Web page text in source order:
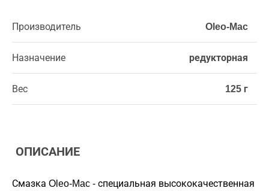
Производитель Oleo-Mac
Назначение редукторная
Вес 125 г
ОПИСАНИЕ
Смазка Oleo-Mac - специальная высококачественная